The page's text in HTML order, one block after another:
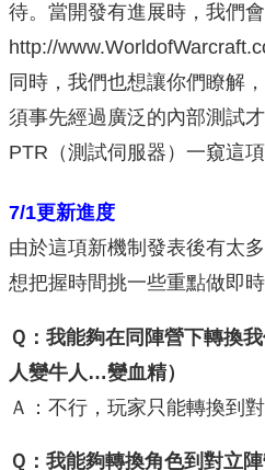
待。當開發有進展時，我們
http://
同時，我們也想讓你們瞭解
須事先經過廣泛的內部測試
PTR（測試伺服器）一窺這
7/1更新進度
由於這項新機制發表後有太
想把握時間挑一些重點做即時
Ｑ：我能夠在同陣營下轉換
人變牛人…變血精）
Ａ：不行，玩家只能轉換到
Ｑ：我能夠轉換角色到對立